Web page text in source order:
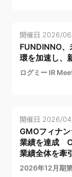
開催日 2026/
FUNDINNO
環を加速し、
ログミー IR
開催日 2026/
GMOフィナ
業績を達成
業績全体を牽引
2026年12月期